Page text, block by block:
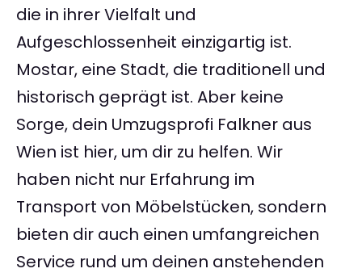
die in ihrer Vielfalt und
Aufgeschlossenheit einzigartig ist.
Mostar, eine Stadt, die traditionell und
historisch geprägt ist. Aber keine
Sorge, dein Umzugsprofi Falkner aus
Wien ist hier, um dir zu helfen. Wir
haben nicht nur Erfahrung im
Transport von Möbelstücken, sondern
bieten dir auch einen umfangreichen
Service rund um deinen anstehenden